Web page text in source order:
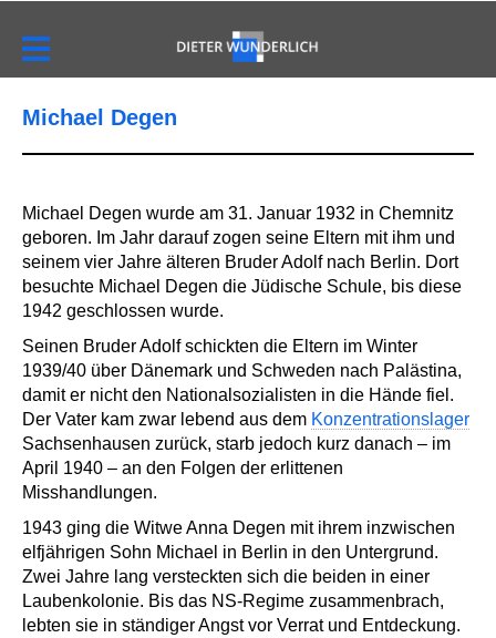
Michael Degen
Michael Degen wurde am 31. Januar 1932 in Chemnitz
geboren. Im Jahr darauf zogen seine Eltern mit ihm und
seinem vier Jahre älteren Bruder Adolf nach Berlin. Dort
besuchte Michael Degen die Jüdische Schule, bis diese
1942 geschlossen wurde.
Seinen Bruder Adolf schickten die Eltern im Winter
1939/40 über Dänemark und Schweden nach Palästina,
damit er nicht den Nationalsozialisten in die Hände fiel.
Der Vater kam zwar lebend aus dem Konzentrationslager
Sachsenhausen zurück, starb jedoch kurz danach – im
April 1940 – an den Folgen der erlittenen
Misshandlungen.
1943 ging die Witwe Anna Degen mit ihrem inzwischen
elfjährigen Sohn Michael in Berlin in den Untergrund.
Zwei Jahre lang versteckten sich die beiden in einer
Laubenkolonie. Bis das NS-Regime zusammenbrach,
lebten sie in ständiger Angst vor Verrat und Entdeckung.